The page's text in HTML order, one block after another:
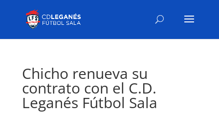
Chicho renueva su
contrato con el C.D.
Leganés Fútbol Sala